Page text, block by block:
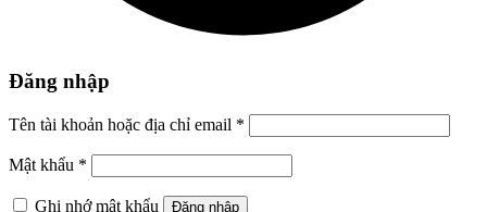
Đăng nhập
Tên tài khoản hoặc địa chỉ email *
Mật khẩu *
Ghi nhớ mật khẩu Đăng nhập